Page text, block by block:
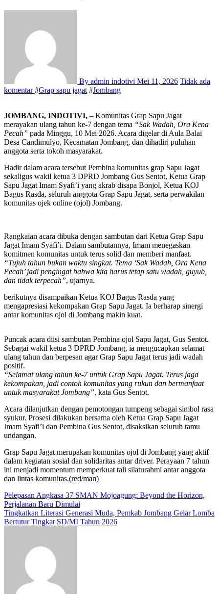
By admin indotivi Mei 11, 2026 Tidak ada
komentar#Grap sapu jagat #Jombang
JOMBANG, INDOTIVI, – Komunitas Grap Sapu Jagat
merayakan ulang tahun ke-7 dengan tema “Sak Wadah, Ora Kena
Pecah” pada Minggu, 10 Mei 2026. Acara digelar di Aula Balai
Desa Candimulyo, Kecamatan Jombang, dan dihadiri puluhan
anggota serta tokoh masyarakat.
Hadir dalam acara tersebut Pembina komunitas grap Sapu Jagat
sekaligus wakil ketua 3 DPRD Jombang Gus Sentot, Ketua Grap
Sapu Jagat Imam Syafi’i yang akrab disapa Bonjol, Ketua KOJ
Bagus Rasda, seluruh anggota Grap Sapu Jagat, serta perwakilan
komunitas ojek online (ojol) Jombang.
Rangkaian acara dibuka dengan sambutan dari Ketua Grap Sapu
Jagat Imam Syafi’i. Dalam sambutannya, Imam menegaskan
komitmen komunitas untuk terus solid dan memberi manfaat.
“Tujuh tahun bukan waktu singkat. Tema ‘Sak Wadah, Ora Kena
Pecah’ jadi pengingat bahwa kita harus tetap satu wadah, guyub,
dan tidak terpecah”, ujarnya.
berikutnya disampaikan Ketua KOJ Bagus Rasda yang
mengapresiasi kekompakan Grap Sapu Jagat. Ia berharap sinergi
antar komunitas ojol di Jombang makin kuat.
Puncak acara diisi sambutan Pembina ojol Sapu Jagat, Gus Sentot.
Sebagai wakil ketua 3 DPRD Jombang, ia mengucapkan selamat
ulang tahun dan berpesan agar Grap Sapu Jagat terus jadi wadah
positif.
“Selamat ulang tahun ke-7 untuk Grap Sapu Jagat. Terus jaga
kekompakan, jadi contoh komunitas yang rukun dan bermanfaat
untuk masyarakat Jombang”, kata Gus Sentot.
Acara dilanjutkan dengan pemotongan tumpeng sebagai simbol rasa
syukur. Prosesi dilakukan bersama oleh Ketua Grap Sapu Jagat
Imam Syafi’i dan Pembina Gus Sentot, disaksikan seluruh tamu
undangan.
Grap Sapu Jagat merupakan komunitas ojol di Jombang yang aktif
dalam kegiatan sosial dan solidaritas antar driver. Perayaan 7 tahun
ini menjadi momentum memperkuat tali silaturahmi antar anggota
dan lintas komunitas.(red/man)
Navigasi
pos
Pelepasan Angkasa 37 SMAN Mojoagung: Beyond the Horizon,
Perjalanan Baru Dimulai
Tingkatkan Literasi Generasi Muda, Pemkab Jombang Gelar Lomba
Bertutur Tingkat SD/MI Tahun 2026